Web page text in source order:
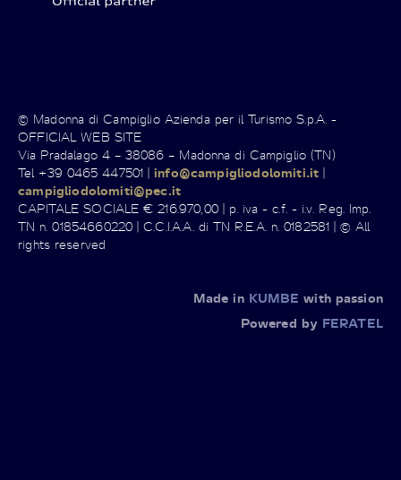
© Madonna di Campiglio Azienda per il Turismo S.p.A. -
OFFICIAL WEB SITE
Via Pradalago 4 – 38086 – Madonna di Campiglio (TN)
Tel +39 0465 447501 |info@campigliodolomiti.it |
campigliodolomiti@pec.it
CAPITALE SOCIALE € 216.970,00 | p. iva - c.f. - i.v. Reg. Imp.
TN n. 01854660220 | C.C.I.A.A. di TN R.E.A. n. 0182581 | © All
rights reserved
Made in KUMBE with passion
Powered by FERATEL